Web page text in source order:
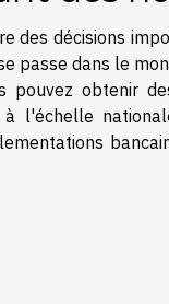
des décisions
passe dans le
pouvez obtenir
à l'échelle